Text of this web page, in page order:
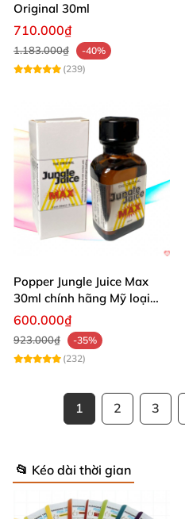
Original 30ml
710.000₫
1.183.000₫
-40%
(239)
Popper Jungle Juice Max
30ml chính hãng Mỹ loại
mạnh cho Top Bot
600.000₫
923.000₫
-35%
(232)
1 2 3
📂 Kéo dài thời gian